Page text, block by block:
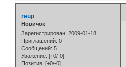
reup
Новичок
Зарегистрирован: 2009-01-18
Приглашений: 0
Сообщений: 5
Уважение: [+0/-0]
Позитив: [+0/-0]